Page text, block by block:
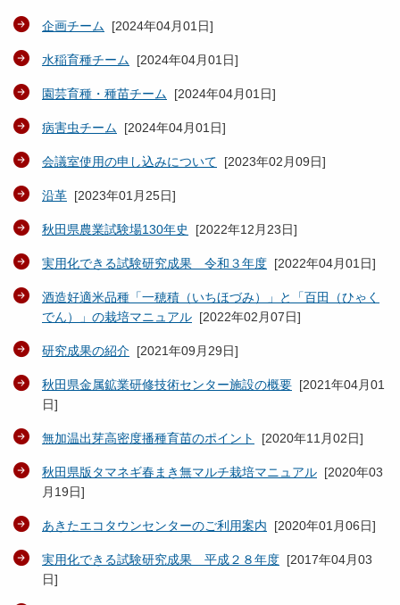
企画チーム [2024年04月01日]
水稲育種チーム [2024年04月01日]
園芸育種・種苗チーム [2024年04月01日]
病害虫チーム [2024年04月01日]
会議室使用の申し込みについて [2023年02月09日]
沿革 [2023年01月25日]
秋田県農業試験場130年史 [2022年12月23日]
実用化できる試験研究成果 令和３年度 [2022年04月01日]
酒造好適米品種「一穂積（いちほづみ）」と「百田（ひゃく
でん）」の栽培マニュアル [2022年02月07日]
研究成果の紹介 [2021年09月29日]
秋田県金属鉱業研修技術センター施設の概要 [2021年04月01
日]
無加温出芽高密度播種育苗のポイント [2020年11月02日]
秋田県版タマネギ春まき無マルチ栽培マニュアル [2020年03
月19日]
あきたエコタウンセンターのご利用案内 [2020年01月06日]
実用化できる試験研究成果 平成２８年度 [2017年04月03
日]